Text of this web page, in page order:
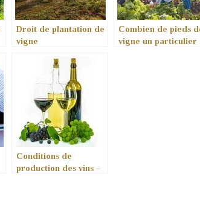
Droit de plantation de
vigne
Combien de pieds
vigne un particulier
Conditions de
production des vins –